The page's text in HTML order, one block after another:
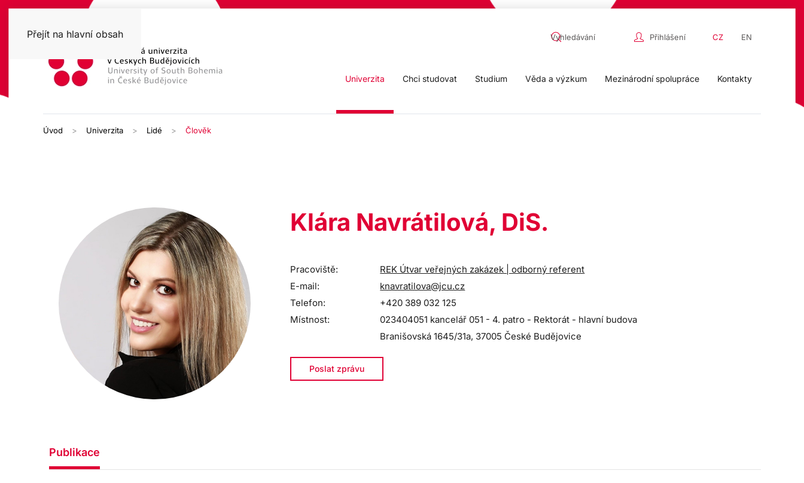
Přejít na hlavní obsah Přihlášení CZ EN
Univerzita Chci studovat Studium Věda a výzkum Mezinárodní spolupráce Kontakty
Úvod Univerzita Lidé Člověk
Klára Navrátilová, DiS.
Pracoviště:
REK Útvar veřejných zakázek | odborný referent
E-mail:
knavratilova@jcu.cz
Telefon:
+420 389 032 125
Místnost:
023404051 kancelář 051 - 4. patro - Rektorát - hlavní budova
Branišovská 1645/31a, 37005 České Budějovice
Poslat zprávu
Publikace